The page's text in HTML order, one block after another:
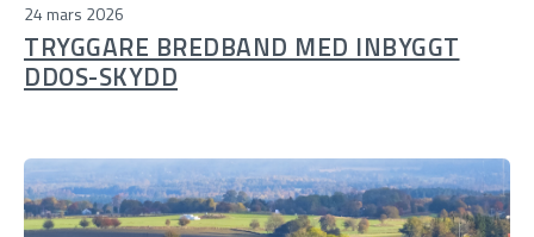
24 mars 2026
TRYGGARE BREDBAND MED INBYGGT
DDOS-SKYDD